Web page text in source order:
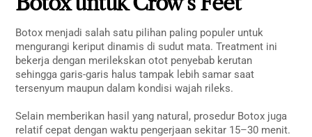
Botox menjadi salah satu pilihan paling populer untuk
mengurangi keriput dinamis di sudut mata. Treatment ini
bekerja dengan merilekskan otot penyebab kerutan
sehingga garis-garis halus tampak lebih samar saat
tersenyum maupun dalam kondisi wajah rileks.
Selain memberikan hasil yang natural, prosedur Botox juga
relatif cepat dengan waktu pengerjaan sekitar 15–30 menit.